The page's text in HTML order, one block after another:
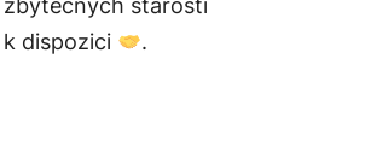
zbytečných starostí
dispozici
.